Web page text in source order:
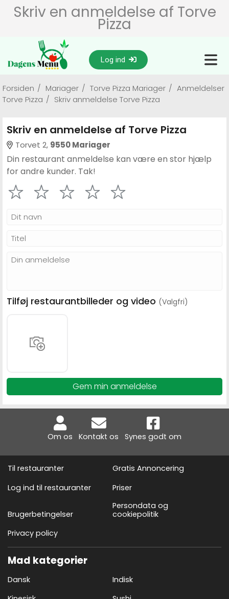
Skriv en anmeldelse af Torve
Pizza
Log ind
Forsiden / Mariager / Torve Pizza Mariager / Anmeldelser
Torve Pizza / Skriv anmeldelse Torve Pizza
Skriv en anmeldelse af Torve Pizza
Torvet 2, 9550 Mariager
Din restaurant anmeldelse kan være en stor hjælp
for andre kunder. Tak!
Tilføj restaurantbilleder og video (Valgfri)
Gem min anmeldelse
Om os Kontakt os Synes godt om
Til restauranter
Gratis Annoncering
Log ind til restauranter
Priser
Brugerbetingelser
Persondata og
cookiepolitik
Privacy policy
Mad kategorier
Dansk
Indisk